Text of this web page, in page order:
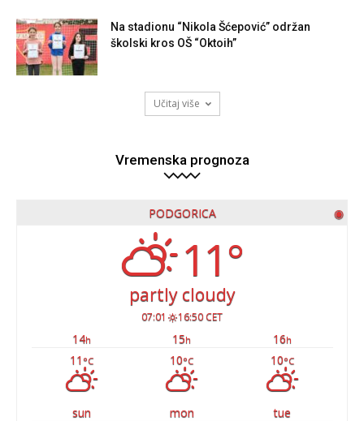
Na stadionu “Nikola Šćepović” održan
školski kros OŠ “Oktoih”
Učitaj više
Vremenska prognoza
PODGORICA ◉
11°
partly cloudy
07:01 16:50 CET
14h 15h 16h
11 °C 10°C 10°C
sun mon
tue